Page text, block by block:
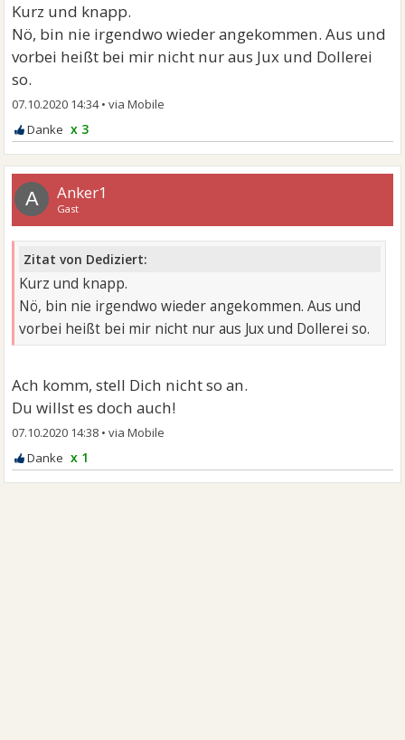
Kurz und knapp.
Nö, bin nie irgendwo wieder angekommen. Aus und
vorbei heißt bei mir nicht nur aus Jux und Dollerei
so.
07.10.2020 14:34•
x 3
A Anker1
Gast
Zitat von Dediziert:
Kurz und knapp.
Nö, bin nie irgendwo wieder angekommen. Aus und
vorbei heißt bei mir nicht nur aus Jux und Dollerei so.
Ach komm, stell Dich nicht so an.
Du willst es doch auch!
07.10.2020 14:38 •
x 1